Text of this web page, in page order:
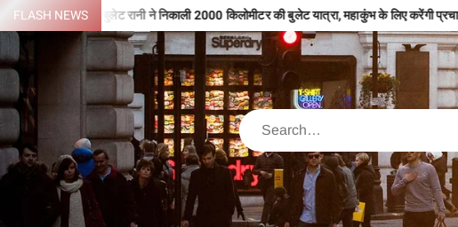
Skip
to
content
FLASH NEWSबुलेट रानी ने निकाली 2000 किलोमीटर की बुलेट यात्रा, महाकुंभ के लिए करेंगी प्रचार
Search